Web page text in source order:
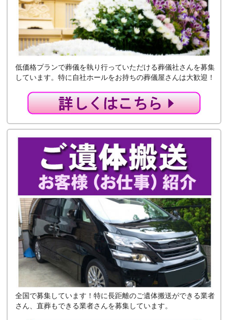
低価格プランで葬儀を執り行っていただける葬儀社さんを募集
しています。特に自社ホールをお持ちの葬儀屋さんは大歓迎！
全国で募集しています！特に長距離のご遺体搬送ができる業者
さん、直葬もできる業者さんを募集しています。